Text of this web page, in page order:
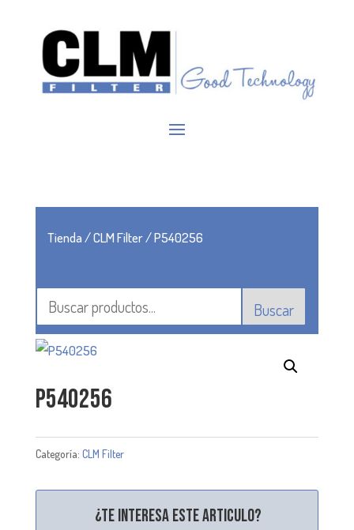
Tienda/CLM Filter/ P540256
Buscar
P540256
Categoría: CLM Filter
¿Te interesa este articulo?